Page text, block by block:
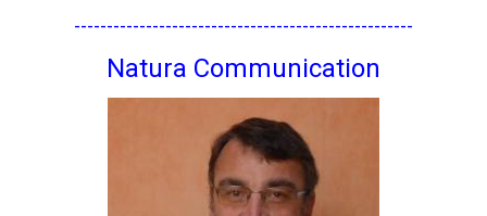
----------------------------------------------------
Natura Communication